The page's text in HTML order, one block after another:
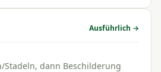
Ausführlich →
Stadeln, dann Beschilderung